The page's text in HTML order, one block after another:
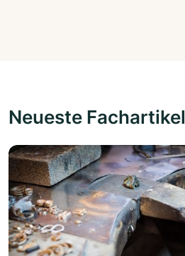
Neueste Fachartikel